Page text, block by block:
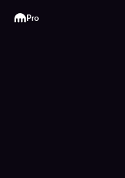
Kraken
Pro